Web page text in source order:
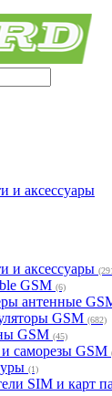
и аксессуары
и аксессуары
GSM (6)
антенные
GSM (682)
GSM (45)
саморезы GSM
(1)
SIM и карт